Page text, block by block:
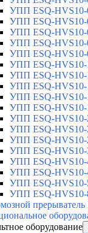
УПП ESQ-HVS10-
УПП ESQ-HVS10-
УПП ESQ-HVS10-
УПП ESQ-HVS10-
УПП ESQ-HVS10-
УПП ESQ-HVS10-
УПП ESQ-HVS10-
УПП ESQ-HVS10-
УПП ESQ-HVS10-
УПП ESQ-HVS10-
УПП ESQ-HVS10-
УПП ESQ-HVS10-
УПП ESQ-HVS10-
УПП ESQ-HVS10-
УПП ESQ-HVS10-
УПП ESQ-HVS10-
УПП ESQ-HVS10-
УПП ESQ-HVS10-
оборудование